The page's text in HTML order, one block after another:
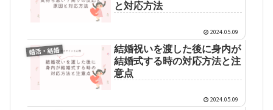
と対応方法
2024.05.09
婚活・結婚
結婚祝いを渡した後に身内が
結婚式する時の対応方法と注
意点
2024.05.09